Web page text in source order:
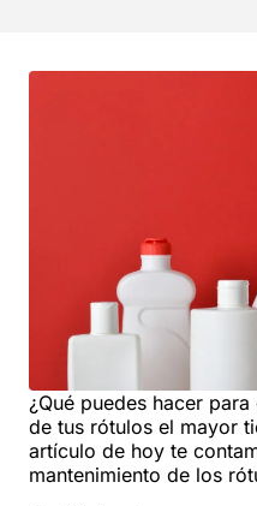
¿Qué puedes hacer
de tus rótulos el mayor
artículo de hoy te
mantenimiento de los